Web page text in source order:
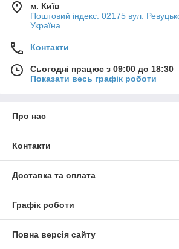
м. Київ
Поштовий індекс: 02175 вул.
Україна
Контакти
Сьогодні працює з 09:00 до 18:30
Показати весь графік роботи
Про нас
Контакти
Доставка та оплата
Графік роботи
Повна версія сайту